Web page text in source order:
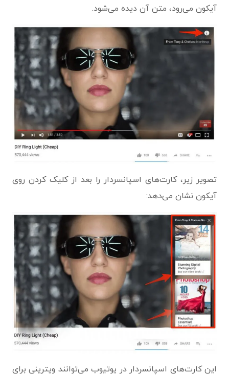
آیکون می‌رود، متن آن دیده می‌شود.
تصویر زیر، کارت‌های اسپانسردار را بعد از کلیک کردن روی
آیکون نشان می‌دهد:
این کارت‌های اسپانسردار در یوتیوب می‌توانند ویترینی برای